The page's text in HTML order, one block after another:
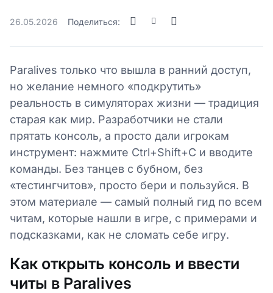
26.05.2026 Поделиться:
Paralives только что вышла в ранний доступ,
но желание немного «подкрутить»
реальность в симуляторах жизни — традиция
старая как мир. Разработчики не стали
прятать консоль, а просто дали игрокам
инструмент: нажмите Ctrl+Shift+C и вводите
команды. Без танцев с бубном, без
«тестингчитов», просто бери и пользуйся. В
этом материале — самый полный гид по всем
читам, которые нашли в игре, с примерами и
подсказками, как не сломать себе игру.
Как открыть консоль и ввести
читы в Paralives